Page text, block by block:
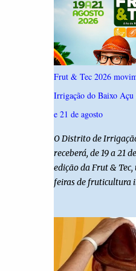
ouviu 1.500 eleitores
Rio Grande do Norte
junho de 2026. O
margem de erro de
nível de confiança de
RN-09520/2026
Frut & Tec 2026
Irrigação do Baixo
e 21 de agosto
O Distrito de
receberá, de 19 a 21
edição da Frut &
feiras de fruticultura
estudantes e
com palestras de
técnicas a campo e